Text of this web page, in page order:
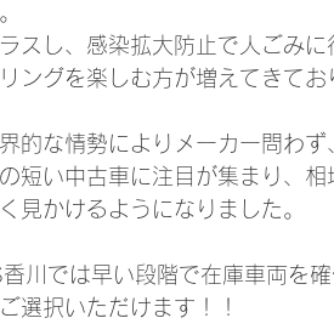
スし、感染拡大防止で人ごみ
ングを楽しむ方が増えてきてお
的な情勢によりメーカー問わ
短い中古車に注目が集まり、
見かけるようになりました。
川では早い段階で在庫車両を
選択いただけます！！